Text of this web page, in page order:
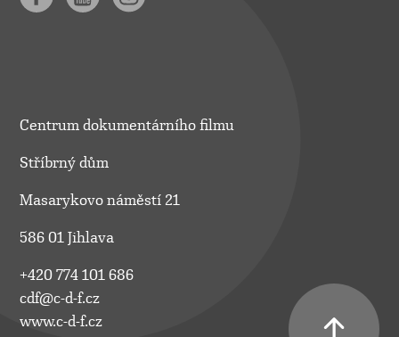
Centrum dokumentárního filmu
Stříbrný dům
Masarykovo náměstí 21
586 01 Jihlava
+420 774 101 686
cdf@c-d-f.cz
www.c-d-f.cz